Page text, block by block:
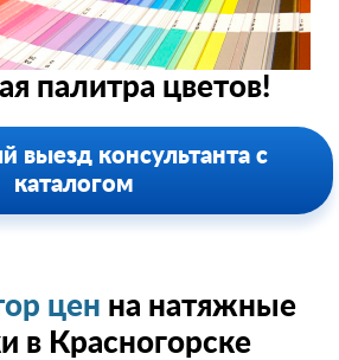
палитра цветов!
выезд консультанта с
каталогом
цен на натяжные
в Красногорске